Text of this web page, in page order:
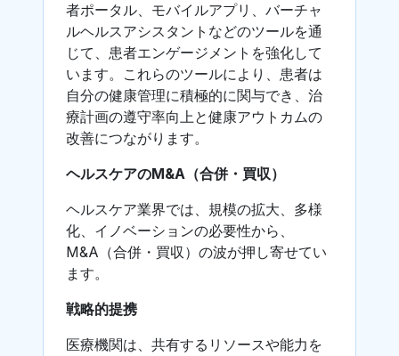
者ポータル、モバイルアプリ、バーチャ
ルヘルスアシスタントなどのツールを通
じて、患者エンゲージメントを強化して
います。これらのツールにより、患者は
自分の健康管理に積極的に関与でき、治
療計画の遵守率向上と健康アウトカムの
改善につながります。
ヘルスケアのM&A（合併・買収）
ヘルスケア業界では、規模の拡大、多様
化、イノベーションの必要性から、
M&A（合併・買収）の波が押し寄せてい
ます。
戦略的提携
医療機関は、共有するリソースや能力を